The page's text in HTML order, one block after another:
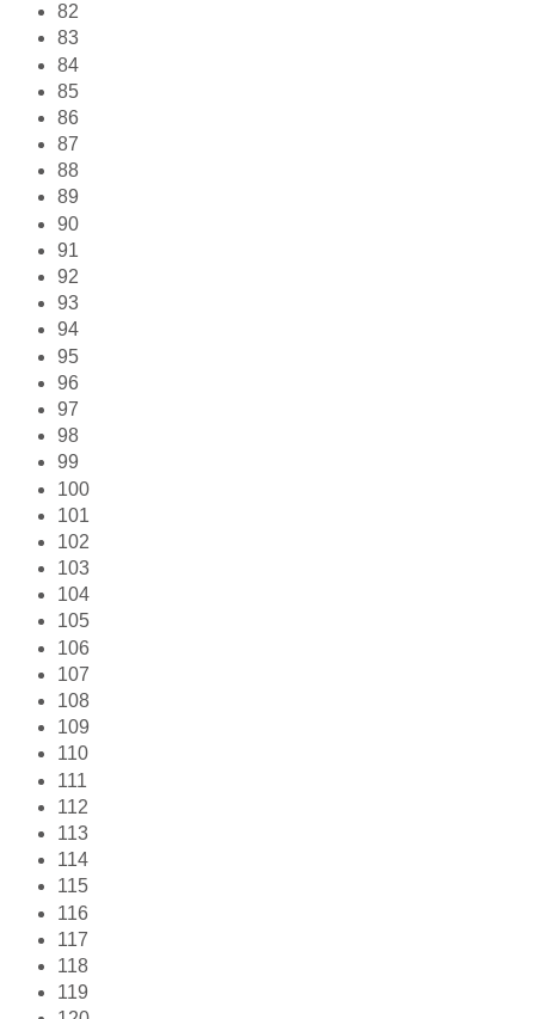
82
83
84
85
86
87
88
89
90
91
92
93
94
95
96
97
98
99
100
101
102
103
104
105
106
107
108
109
110
111
112
113
114
115
116
117
118
119